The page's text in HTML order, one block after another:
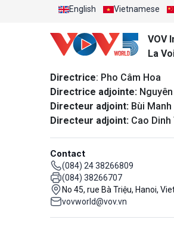
English Vietnamese
VOV
La
Directrice: Pho Câm Hoa
Directrice adjointe:
Directeur adjoint: Bùi Manh
Directeur adjoint: Cao Dinh
Contact
(084) 24 38266809
(084) 38266707
No 45, rue Bà Triệu, Hanoi,
vovworld@vov.vn